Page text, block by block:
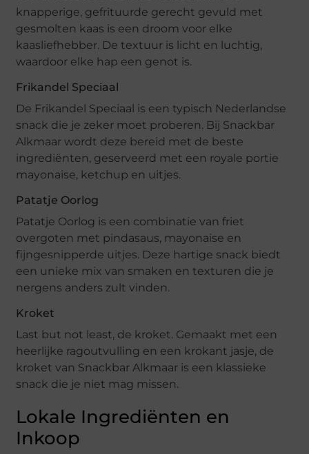
knapperige, gefrituurde gerecht gevuld met
gesmolten kaas is een droom voor elke
kaasliefhebber. De textuur is licht en luchtig,
waardoor elke hap een genot is.
Frikandel Speciaal
De Frikandel Speciaal is een typisch Nederlandse
snack die je zeker moet proberen. Bij Snackbar
Alkmaar wordt deze bereid met de beste
ingrediënten, geserveerd met een royale portie
mayonaise, ketchup en uitjes.
Patatje Oorlog
Patatje Oorlog is een combinatie van friet
overgoten met pindasaus, mayonaise en
fijngesnipperde uitjes. Deze hartige snack biedt
een unieke mix van smaken en texturen die je
nergens anders zult vinden.
Kroket
Last but not least, de kroket. Gemaakt met een
heerlijke ragoutvulling en een krokant jasje, de
kroket van Snackbar Alkmaar is een klassieke
snack die je niet mag missen.
Lokale Ingrediënten en
Inkoop